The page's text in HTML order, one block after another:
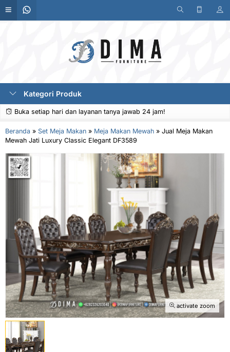
Kategori Produk
Buka setiap hari dan layanan tanya jawab 24 jam!
Beranda » Set Meja Makan » Meja Makan Mewah » Jual Meja Makan
Mewah Jati Luxury Classic Elegant DF3589
activate zoom